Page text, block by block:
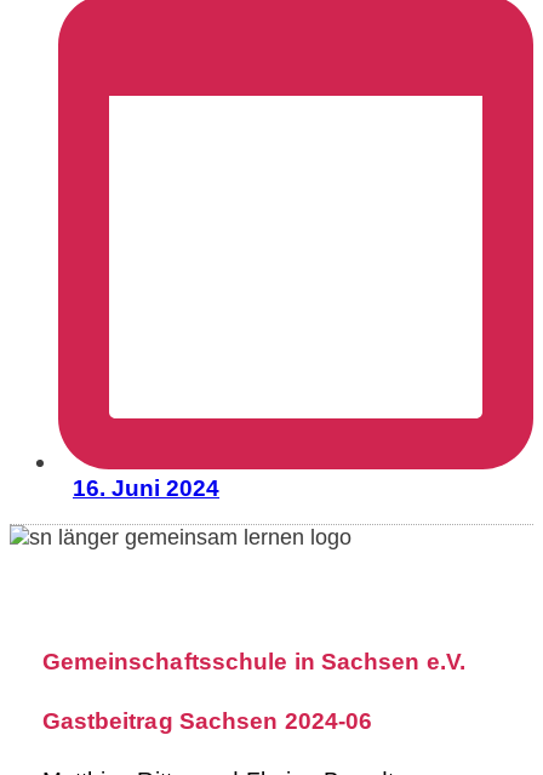
16. Juni 2024
Gemeinschaftsschule in Sachsen e.V.
Gastbeitrag Sachsen 2024-06